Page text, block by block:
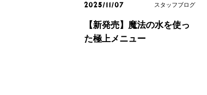
2025/11/07 スタッフブログ
【新発売】魔法の水を使っ
た極上メニュー